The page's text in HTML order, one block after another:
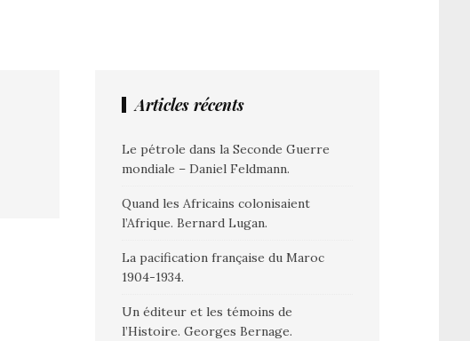
Articles récents
Le pétrole dans la Seconde Guerre
mondiale – Daniel Feldmann.
Quand les Africains colonisaient
l’Afrique. Bernard Lugan.
La pacification française du Maroc
1904-1934.
Un éditeur et les témoins de
l’Histoire. Georges Bernage.